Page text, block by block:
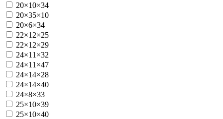
20×10×34
20×35×10
20×6×34
22×12×25
22×12×29
24×11×32
24×11×47
24×14×28
24×14×40
24×8×33
25×10×39
25×10×40